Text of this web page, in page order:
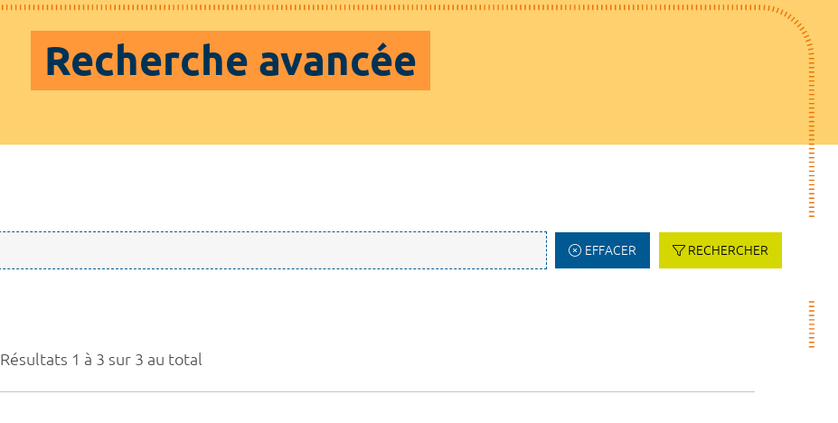
Recherche avancée
EFFACER RECHERCHER
Résultats 1 à 3 sur 3 au total